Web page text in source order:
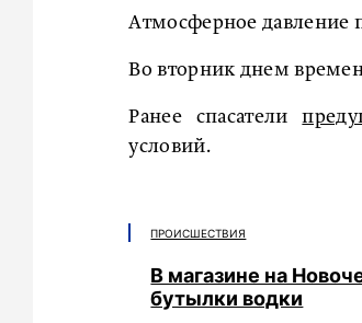
Атмосферное давление
Во вторник днем
Ранее спасатели
условий.
ПРОИСШЕСТВИЯ
В магазине на
бутылки водки